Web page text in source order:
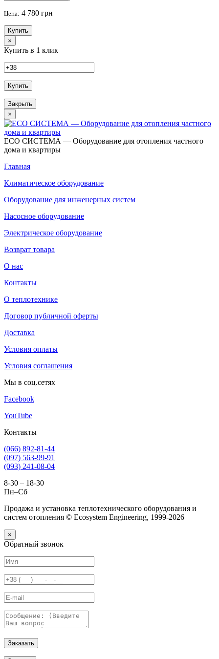
Цена: 4 780 грн
Купить
×
Купить в 1 клик
Купить
Закрыть
×
ECO СИСТЕМА — Оборудование для отопления частного
дома и квартиры
Главная
Климатическое оборудование
Оборудование для инженерных систем
Насосное оборудование
Электрическое оборудование
Возврат товара
О нас
Контакты
О теплотехнике
Договор публичной оферты
Доставка
Условия оплаты
Условия соглашения
Мы в соц.сетях
Facebook
YouTube
Контакты
(066) 892-81-44
(097) 563-99-91
(093) 241-08-04
8-30 – 18-30
Пн–Сб
Продажа и установка теплотехнического оборудования и
систем отопления © Ecosystem Engineering, 1999-2026
×
Обратный звонок
Заказать